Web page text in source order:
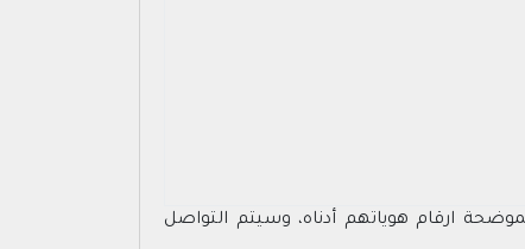
نتائج المرشحين والمرشحات المقبولين على الوظائف الإدارية المعلنة بتاريخ 1444/06/10هـ، الموضحة ارقام هوياتهم أدناه، وسيتم التواصل